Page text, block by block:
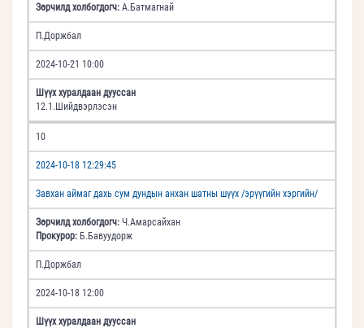
Зөрчилд холбогдогч: А.Батмагнай
П.Доржбал
2024-10-21 10:00
Шүүх хуралдаан дууссан
12.1.Шийдвэрлэсэн
10
2024-10-18 12:29:45
Завхан аймаг дахь сум дундын анхан шатны шүүх /эрүүгийн хэргийн/
Зөрчилд холбогдогч: Ч.Амарсайхан
Прокурор: Б.Бавуудорж
П.Доржбал
2024-10-18 12:00
Шүүх хуралдаан дууссан